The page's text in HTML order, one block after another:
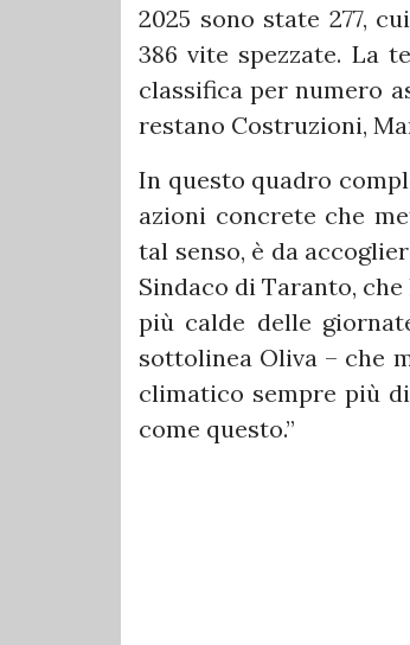
2025 sono state 277,
386 vite spezzate. La
classifica per numero
restano Costruzioni,
In questo quadro
azioni concrete che
tal senso, è da
Sindaco di Taranto,
più calde delle
sottolinea Oliva – che
climatico sempre più
come questo.”